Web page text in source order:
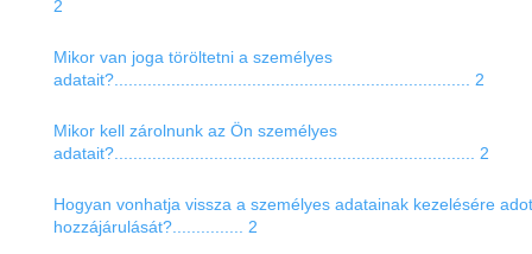
2
Mikor van joga töröltetni a személyes
adatait?........................................................................... 2
Mikor kell zárolnunk az Ön személyes
adatait?............................................................................ 2
Hogyan vonhatja vissza a személyes adatainak kezelésére
hozzájárulását?............... 2